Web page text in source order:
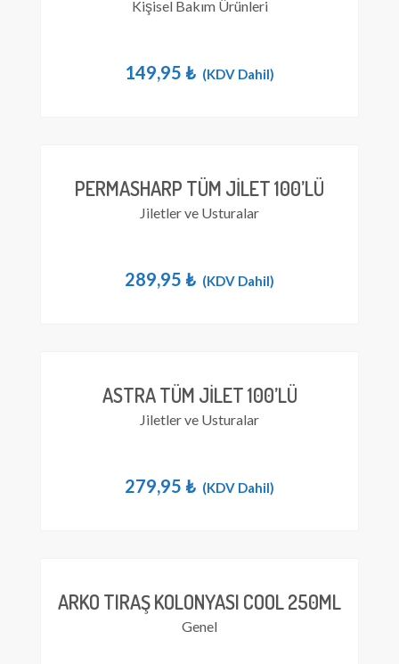
Kişisel Bakım Ürünleri
149,95 ₺ (KDV Dahil)
PERMASHARP TÜM JILET 100’LÜ
Jiletler ve Usturalar
289,95 ₺ (KDV Dahil)
ASTRA TÜM JILET 100’LÜ
Jiletler ve Usturalar
279,95 ₺ (KDV Dahil)
ARKO TIRAŞ KOLONYASI COOL 250ML
Genel